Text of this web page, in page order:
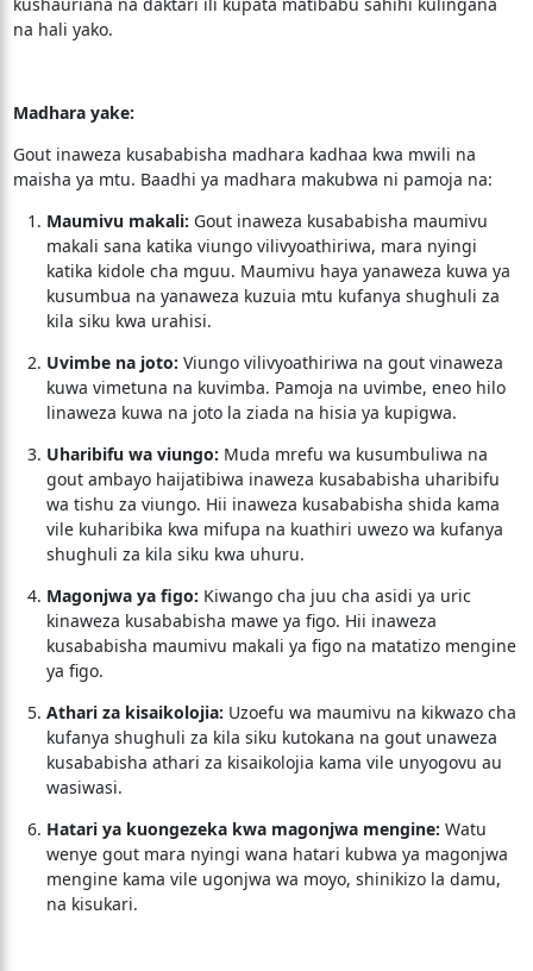
na hali yako.
Madhara yake:
Gout inaweza kusababisha madhara kadhaa kwa mwili na
maisha ya mtu. Baadhi ya madhara makubwa ni pamoja na:
Maumivu makali: Gout inaweza kusababisha maumivu
makali sana katika viungo vilivyoathiriwa, mara nyingi
katika kidole cha mguu. Maumivu haya yanaweza kuwa ya
kusumbua na yanaweza kuzuia mtu kufanya shughuli za
kila siku kwa urahisi.
Uvimbe na joto: Viungo vilivyoathiriwa na gout vinaweza
kuwa vimetuna na kuvimba. Pamoja na uvimbe, eneo hilo
linaweza kuwa na joto la ziada na hisia ya kupigwa.
Uharibifu wa viungo: Muda mrefu wa kusumbuliwa na
gout ambayo haijatibiwa inaweza kusababisha uharibifu
wa tishu za viungo. Hii inaweza kusababisha shida kama
vile kuharibika kwa mifupa na kuathiri uwezo wa kufanya
shughuli za kila siku kwa uhuru.
Magonjwa ya figo: Kiwango cha juu cha asidi ya uric
kinaweza kusababisha mawe ya figo. Hii inaweza
kusababisha maumivu makali ya figo na matatizo mengine
ya figo.
Athari za kisaikolojia: Uzoefu wa maumivu na kikwazo cha
kufanya shughuli za kila siku kutokana na gout unaweza
kusababisha athari za kisaikolojia kama vile unyogovu au
wasiwasi.
Hatari ya kuongezeka kwa magonjwa mengine: Watu
wenye gout mara nyingi wana hatari kubwa ya magonjwa
mengine kama vile ugonjwa wa moyo, shinikizo la damu,
na kisukari.